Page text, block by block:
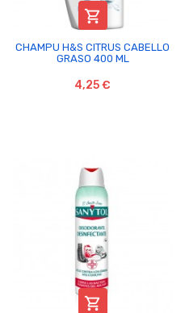

CHAMPU H&S CITRUS CABELLO
GRASO 400 ML
4,25 €
